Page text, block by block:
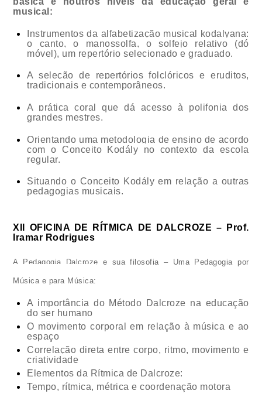
musical:
Instrumentos da alfabetização musical kodalyana:
o canto, o manossolfa, o solfejo relativo (dó
móvel), um repertório selecionado e graduado.
A seleção de repertórios folclóricos e eruditos,
tradicionais e contemporâneos.
A prática coral que dá acesso à polifonia dos
grandes mestres.
Orientando uma metodologia de ensino de acordo
com o Conceito Kodály no contexto da escola
regular.
Situando o Conceito Kodály em relação a outras
pedagogias musicais.
XII OFICINA DE RÍTMICA DE DALCROZE – Prof.
Iramar Rodrigues
A Pedagogia Dalcroze e sua filosofia – Uma Pedagogia por
Música e para Música:
A importância do Método Dalcroze na educação
do ser humano
O movimento corporal em relação à música e ao
espaço
Correlação direta entre corpo, ritmo, movimento e
criatividade
Elementos da Rítmica de Dalcroze:
Tempo, rítmica, métrica e coordenação motora